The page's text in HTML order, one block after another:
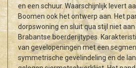
en een schuur. Waarschijnlijk levert
Boomen ook het ontwerp aan. Het
dorpswoning en sluit qua stijl niet
Brabantse boerderijtypes.
van gevelopeningen met een
symmetrische gevelindeling en de